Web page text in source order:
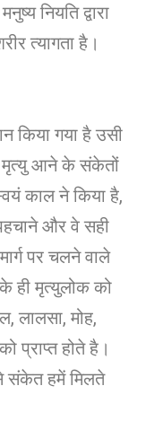
नियति द्वारा
त्यागता है।
किया गया है उसी
मृत्यु आने के संकेतों
काल ने किया है,
और वे सही
पर चलने वाले
ही मृत्युलोक को
लालसा, मोह,
प्राप्त होते है।
संकेत हमें मिलते